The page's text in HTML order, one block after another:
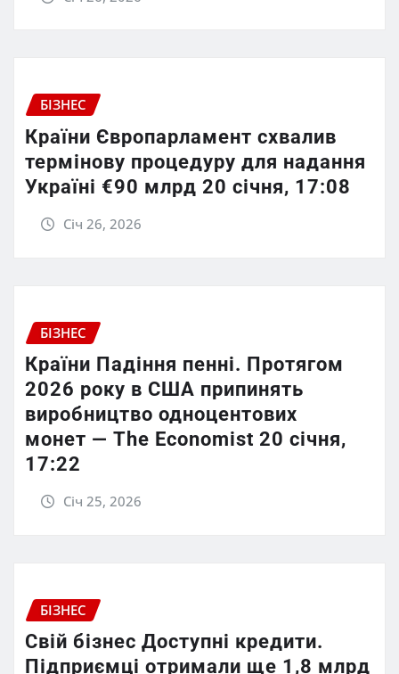
БІЗНЕС
Країни Європарламент схвалив
термінову процедуру для надання
Україні €90 млрд 20 січня, 17:08
Січ 26, 2026
БІЗНЕС
Країни Падіння пенні. Протягом
2026 року в США припинять
виробництво одноцентових
монет — The Economist 20 січня,
17:22
Січ 25, 2026
БІЗНЕС
Свій бізнес Доступні кредити.
Підприємці отримали ще 1,8 млрд